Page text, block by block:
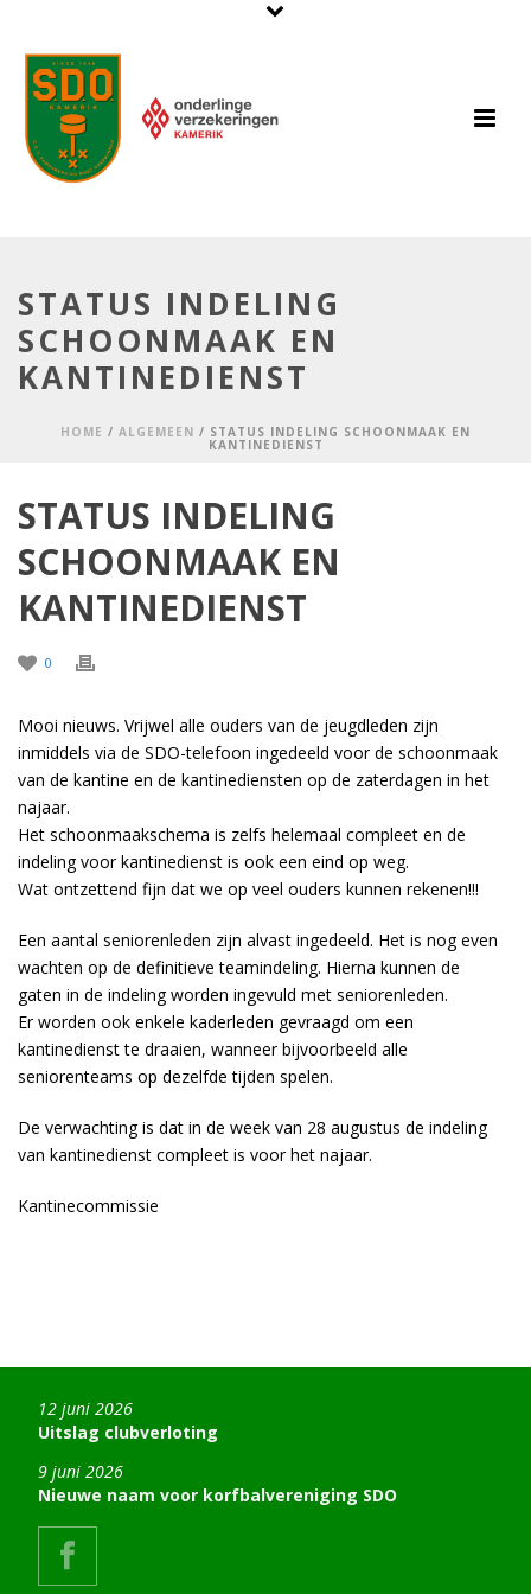
STATUS INDELING
SCHOONMAAK EN
KANTINEDIENST
HOME / ALGEMEEN / STATUS INDELING SCHOONMAAK EN
KANTINEDIENST
STATUS INDELING
SCHOONMAAK EN
KANTINEDIENST
0
Mooi nieuws. Vrijwel alle ouders van de jeugdleden zijn
inmiddels via de SDO-telefoon ingedeeld voor de schoonmaak
van de kantine en de kantinediensten op de zaterdagen in het
najaar.
Het schoonmaakschema is zelfs helemaal compleet en de
indeling voor kantinedienst is ook een eind op weg.
Wat ontzettend fijn dat we op veel ouders kunnen rekenen!!!
Een aantal seniorenleden zijn alvast ingedeeld. Het is nog even
wachten op de definitieve teamindeling. Hierna kunnen de
gaten in de indeling worden ingevuld met seniorenleden.
Er worden ook enkele kaderleden gevraagd om een
kantinedienst te draaien, wanneer bijvoorbeeld alle
seniorenteams op dezelfde tijden spelen.
De verwachting is dat in de week van 28 augustus de indeling
van kantinedienst compleet is voor het najaar.
Kantinecommissie
Uitslag clubverloting
12 juni 2026
Nieuwe naam voor korfbalvereniging SDO
9 juni 2026